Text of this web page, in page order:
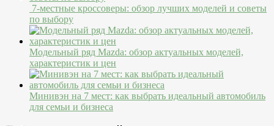
7-местные кроссоверы: обзор лучших моделей и советы
по выбору
Модельный ряд Mazda: обзор актуальных моделей,
характеристик и цен
Минивэн на 7 мест: как выбрать идеальный автомобиль
для семьи и бизнеса